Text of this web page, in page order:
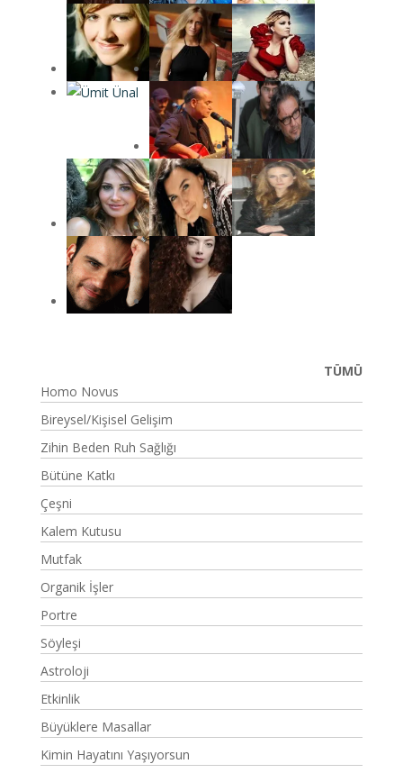
TÜMÜ
Homo Novus
Bireysel/Kişisel Gelişim
Zihin Beden Ruh Sağlığı
Bütüne Katkı
Çeşni
Kalem Kutusu
Mutfak
Organik İşler
Portre
Söyleşi
Astroloji
Etkinlik
Büyüklere Masallar
Kimin Hayatını Yaşıyorsun